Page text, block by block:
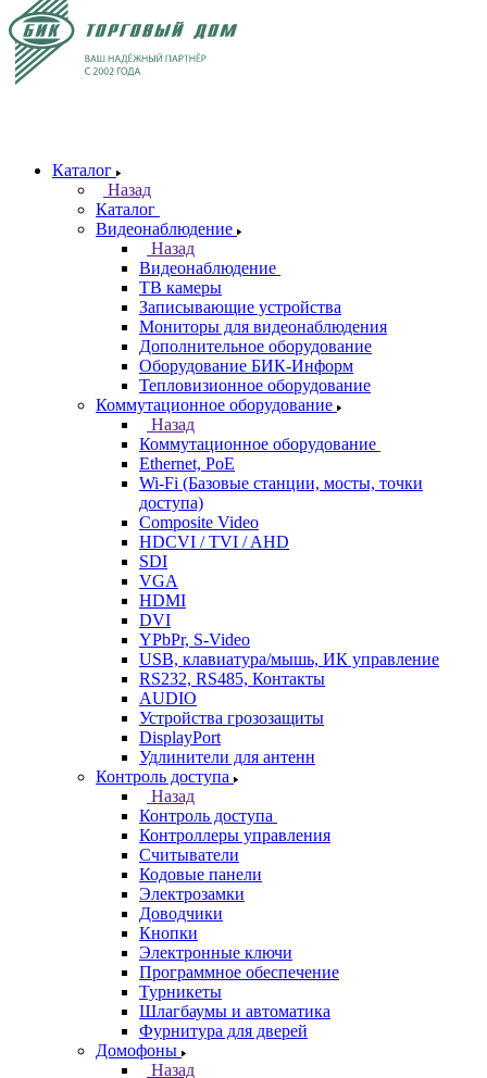
Каталог
Назад
Каталог
Видеонаблюдение
Назад
Видеонаблюдение
ТВ камеры
Записывающие устройства
Мониторы для видеонаблюдения
Дополнительное оборудование
Оборудование БИК-Информ
Тепловизионное оборудование
Коммутационное оборудование
Назад
Коммутационное оборудование
Ethernet, PoE
Wi-Fi (Базовые станции, мосты, точки
доступа)
Composite Video
HDCVI / TVI / AHD
SDI
VGA
HDMI
DVI
YPbPr, S-Video
USB, клавиатура/мышь, ИК управление
RS232, RS485, Контакты
AUDIO
Устройства грозозащиты
DisplayPort
Удлинители для антенн
Контроль доступа
Назад
Контроль доступа
Контроллеры управления
Считыватели
Кодовые панели
Электрозамки
Доводчики
Кнопки
Электронные ключи
Программное обеспечение
Турникеты
Шлагбаумы и автоматика
Фурнитура для дверей
Домофоны
Назад